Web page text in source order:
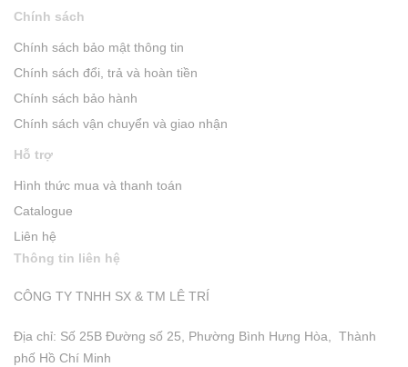
Chính sách
Chính sách bảo mật thông tin
Chính sách đổi, trả và hoàn tiền
Chính sách bảo hành
Chính sách vận chuyển và giao nhận
Hỗ trợ
Hình thức mua và thanh toán
Catalogue
Liên hệ
Thông tin liên hệ
CÔNG TY TNHH SX & TM LÊ TRÍ
Địa chỉ: Số 25B Đường số 25, Phường Bình Hưng Hòa, Thành
phố Hồ Chí Minh